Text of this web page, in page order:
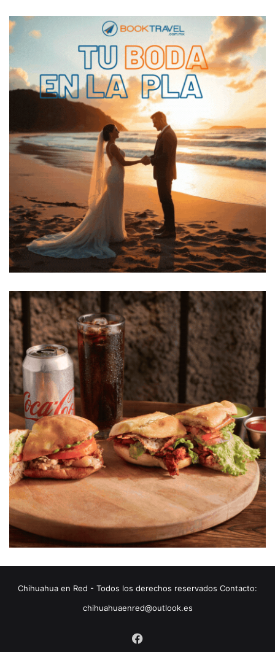
Chihuahua en Red - Todos los derechos reservados Contacto:
chihuahuaenred@outlook.es
Facebook